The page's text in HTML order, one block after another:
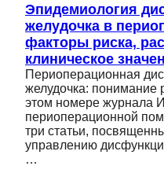
Эпидемиология
желудочка в
факторы риска,
клиническое
Периоперационная
желудочка: понимание
этом номере журнала
периоперационной
три статьи,
управлению
…